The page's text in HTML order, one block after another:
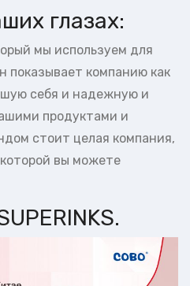
глазах:
мы используем для
показывает компанию как
себя и надежную и
продуктами и
стоит целая компания,
вы можете